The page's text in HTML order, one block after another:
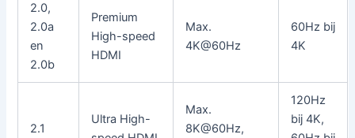
2.0,
2.0a
en
2.0b
Premium
High-speed
HDMI
Max.
4K@60Hz
60Hz bij
4K
2.1
Ultra High-
Max.
8K@60Hz,
120Hz
bij 4K,